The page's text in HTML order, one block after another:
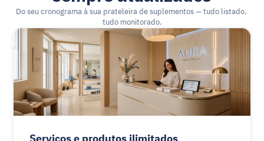
Do seu cronograma à sua prateleira de suplementos — tudo listado,
tudo monitorado.